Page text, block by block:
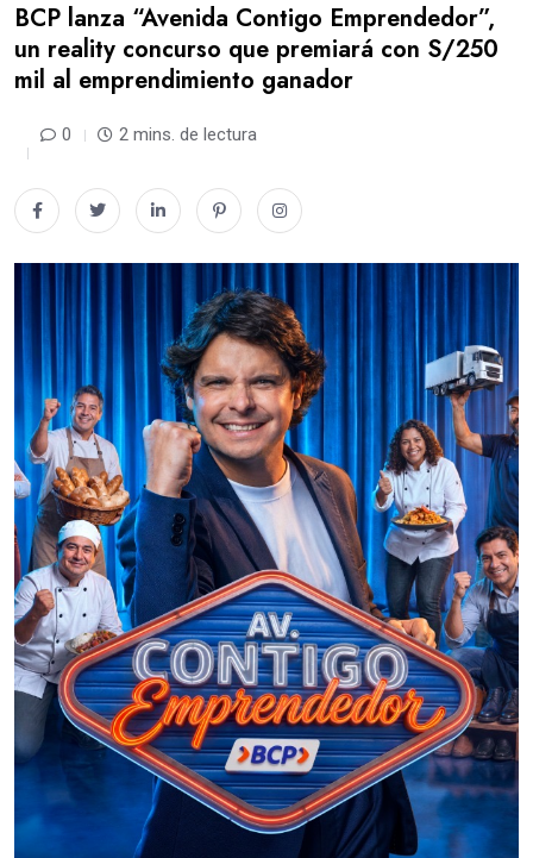
BCP lanza “Avenida Contigo Emprendedor”,
un reality concurso que premiará con S/250
mil al emprendimiento ganador
0 2 mins. de lectura